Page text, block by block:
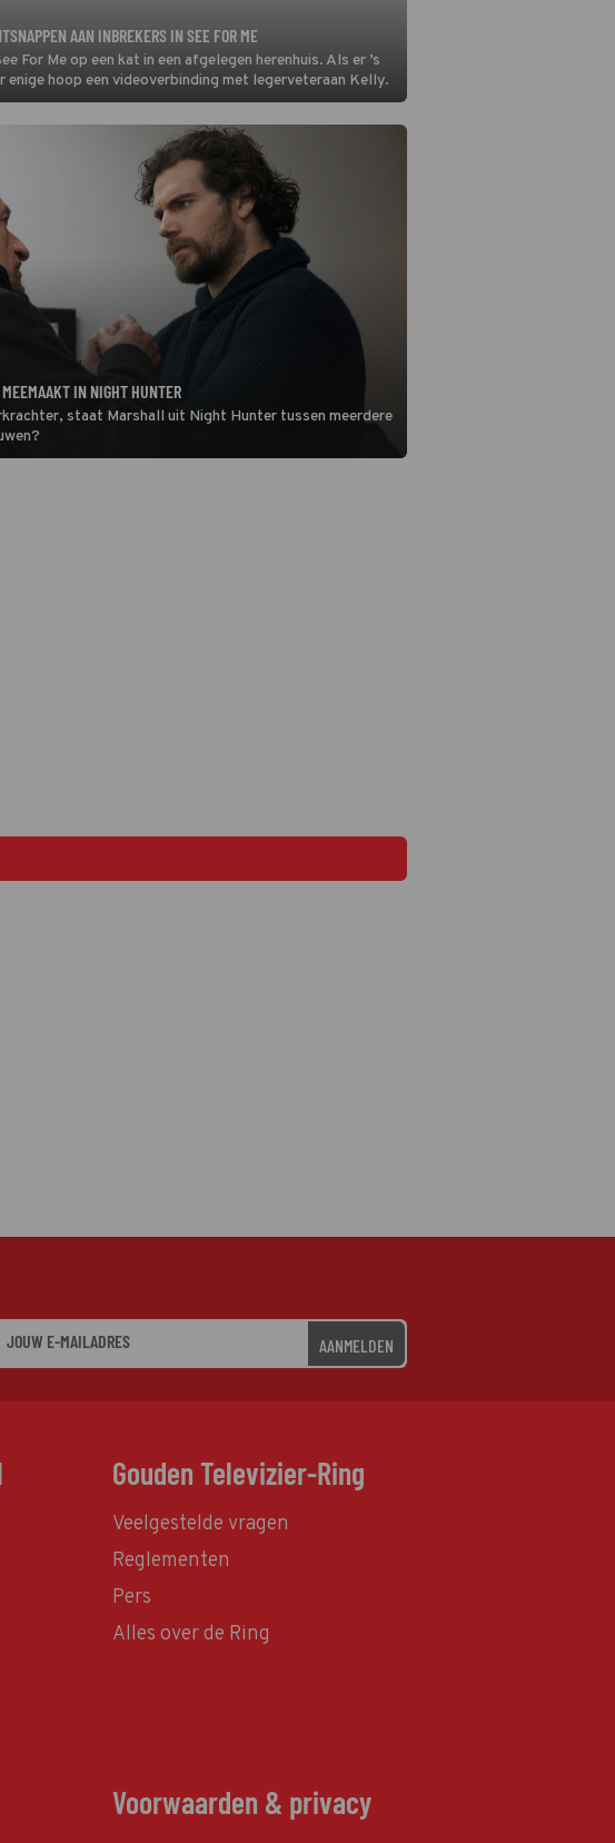
AAN INBREKERS IN SEE FOR ME
For Me op een kat in een afgelegen herenhuis. Als er ’s
enige hoop een videoverbinding met legerveteraan Kelly.
IN NIGHT HUNTER
staat Marshall uit Night Hunter tussen meerdere
AANMELDEN
Gouden Televizier-Ring
Veelgestelde vragen
Reglementen
Pers
Alles over de Ring
Voorwaarden & privacy